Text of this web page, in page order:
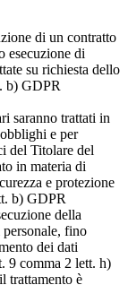
di un contratto
esecuzione di
su richiesta dello
b) GDPR
saranno trattati in
e per
del Titolare del
in materia di
e protezione
b) GDPR
della
fino
dei dati
9 comma 2 lett. h)
trattamento è